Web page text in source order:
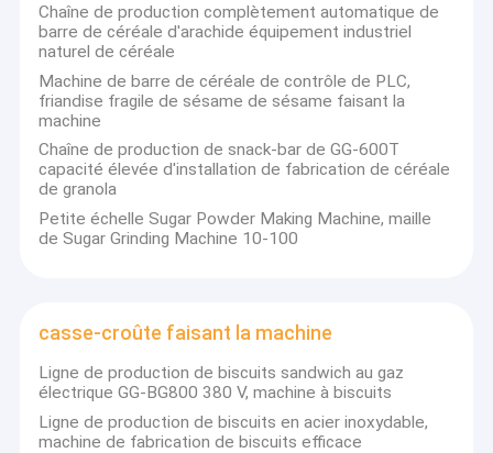
Chaîne de production complètement automatique de
barre de céréale d'arachide équipement industriel
naturel de céréale
Machine de barre de céréale de contrôle de PLC,
friandise fragile de sésame de sésame faisant la
machine
Chaîne de production de snack-bar de GG-600T
capacité élevée d'installation de fabrication de céréale
de granola
Petite échelle Sugar Powder Making Machine, maille
de Sugar Grinding Machine 10-100
casse-croûte faisant la machine
Ligne de production de biscuits sandwich au gaz
électrique GG-BG800 380 V, machine à biscuits
Ligne de production de biscuits en acier inoxydable,
machine de fabrication de biscuits efficace